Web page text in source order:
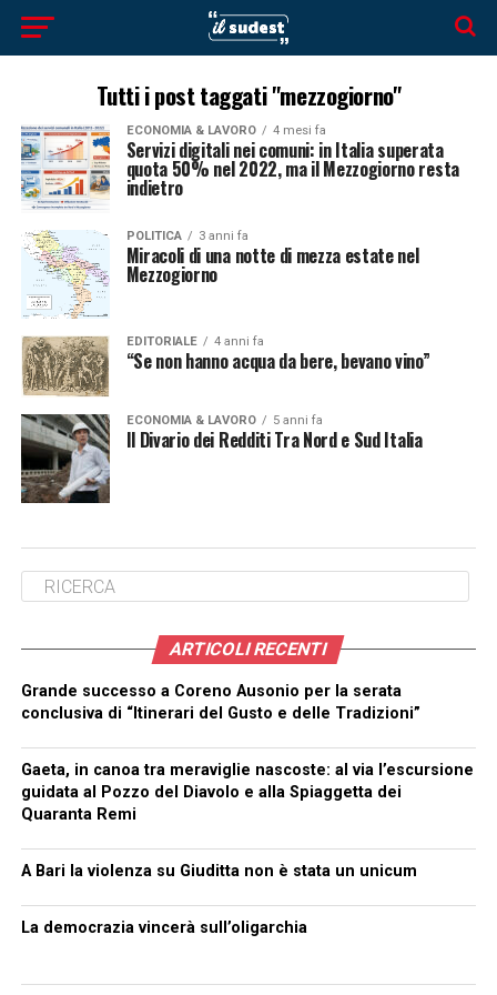
Tutti i post taggati "mezzogiorno"
ECONOMIA & LAVORO 4 mesi fa
Servizi digitali nei comuni: in Italia superata
quota 50% nel 2022, ma il Mezzogiorno resta
indietro
POLITICA 3 anni fa
Miracoli di una notte di mezza estate nel
Mezzogiorno
EDITORIALE 4 anni fa
“Se non hanno acqua da bere, bevano vino”
ECONOMIA & LAVORO 5 anni fa
Il Divario dei Redditi Tra Nord e Sud Italia
ARTICOLI RECENTI
Grande successo a Coreno Ausonio per la serata
conclusiva di “Itinerari del Gusto e delle Tradizioni”
Gaeta, in canoa tra meraviglie nascoste: al via l’escursione
guidata al Pozzo del Diavolo e alla Spiaggetta dei
Quaranta Remi
A Bari la violenza su Giuditta non è stata un unicum
La democrazia vincerà sull’oligarchia